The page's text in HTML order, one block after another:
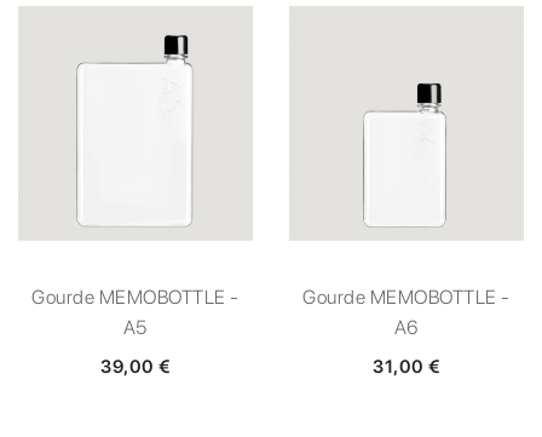
Gourde MEMOBOTTLE -
A5
39,00 €
Gourde MEMOBOTTLE -
A6
31,00 €